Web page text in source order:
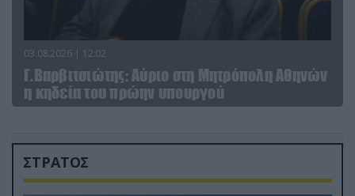
03.08.2026 | 12:02
Γ.Βαρβιτσιώτης: Aύριο στη Μητρόπολη Αθηνών
η κηδεία του πρώην υπουργού
ΣΤΡΑΤΟΣ